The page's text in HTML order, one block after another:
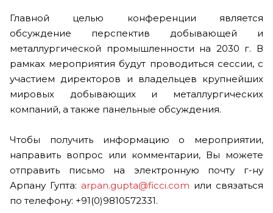
Главной целью конференции является
обсуждение перспектив добывающей и
металлургической промышленности на 2030 г. В
рамках мероприятия будут проводиться сессии, с
участием директоров и владельцев крупнейших
мировых добывающих и металлургических
компаний, а также панельные обсуждения.
Чтобы получить информацию о мероприятии,
направить вопрос или комментарии, Вы можете
отправить письмо на электронную почту г-ну
Арпану Гупта: arpan.gupta@ficci.com или связаться
по телефону: +91(0)9810572331.